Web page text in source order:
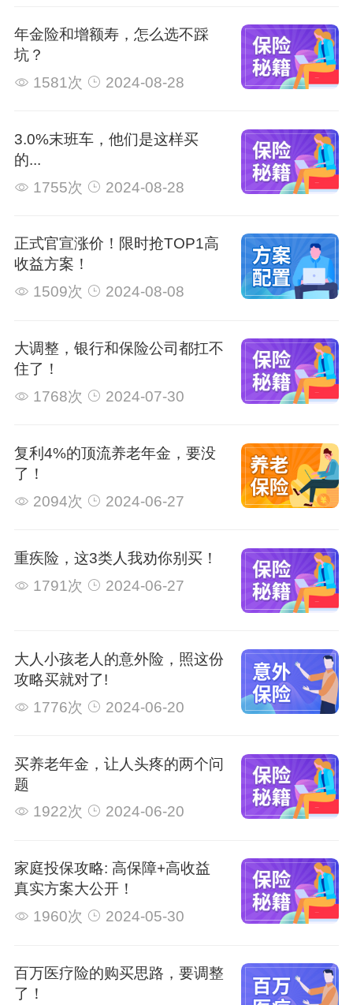
年金险和增额寿，怎么选不踩
坑？
1581次
2024-08-28
3.0%末班车，他们是这样买
的...
1755次
2024-08-28
正式官宣涨价！限时抢TOP1高
收益方案！
1509次
2024-08-08
大调整，银行和保险公司都扛不
住了！
1768次
2024-07-30
复利4%的顶流养老年金，要没
了！
2094次
2024-06-27
重疾险，这3类人我劝你别买！
1791次
2024-06-27
大人小孩老人的意外险，照这份
攻略买就对了!
1776次
2024-06-20
买养老年金，让人头疼的两个问
题
1922次
2024-06-20
家庭投保攻略: 高保障+高收益
真实方案大公开！
1960次
2024-05-30
百万医疗险的购买思路，要调整
了！